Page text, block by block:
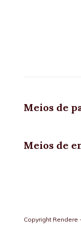
Meios de
Meios de
Copyright Rendere